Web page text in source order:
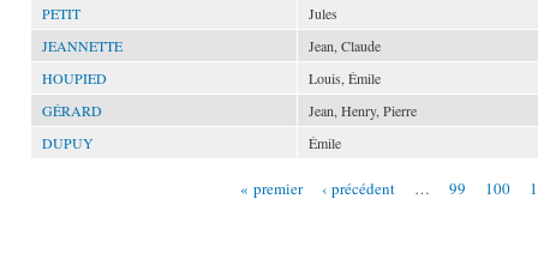
PETIT
Jules
JEANNETTE
Jean, Claude
HOUPIED
Louis, Émile
GÉRARD
Jean, Henry, Pierre
DUPUY
Émile
« premier ‹ précédent … 99 100